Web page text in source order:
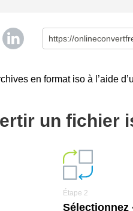
en format iso à l’aide
un fichier
Étape 2
Sélectionnez